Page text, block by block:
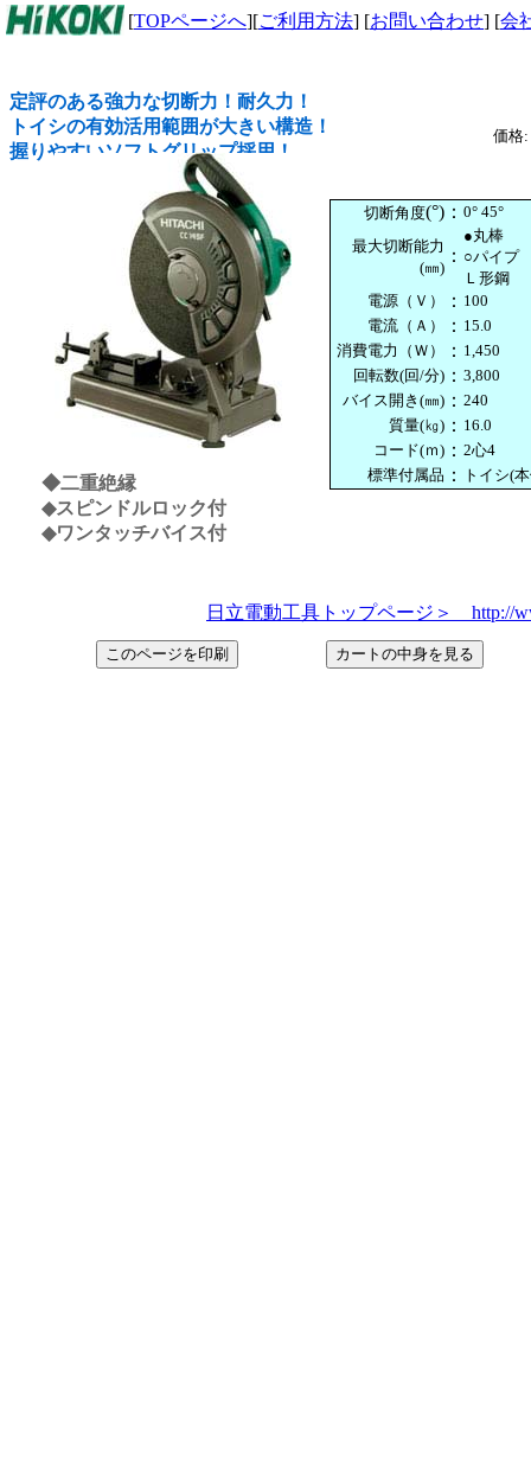
◆二重絶縁
◆スピンドルロック付
◆ワンタッチバイス付
定評のある強力な切断力！耐久力！
トイシの有効活用範囲が大きい構造！
握りやすいソフトグリップ採用！
日立電動工具トップページ＞ http://
[TOPページへ][ご利用方法] [お問い合わせ] [会
価
切断角度(°) ： 0° 45°
最大切断能力
(㎜)
：
●丸
○パイ
Ｌ形鋼
電源（Ｖ）
： 100
電流（Ａ）
： 15.0
消費電力（Ｗ）
： 1,450
回転数(回/分) ： 3,800
バイス開き(㎜) ： 240
質量(㎏) ： 16.0
コード(ｍ) ： 2心4
標準付属品 ： トイシ(